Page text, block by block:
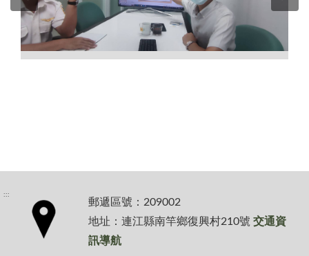
:::
郵遞區號：209002
地址：連江縣南竿鄉復興村210號 交通資
訊導航